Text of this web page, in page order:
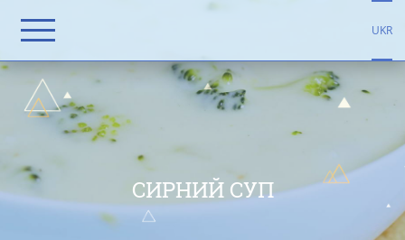
UKR
СИРНИЙ СУП